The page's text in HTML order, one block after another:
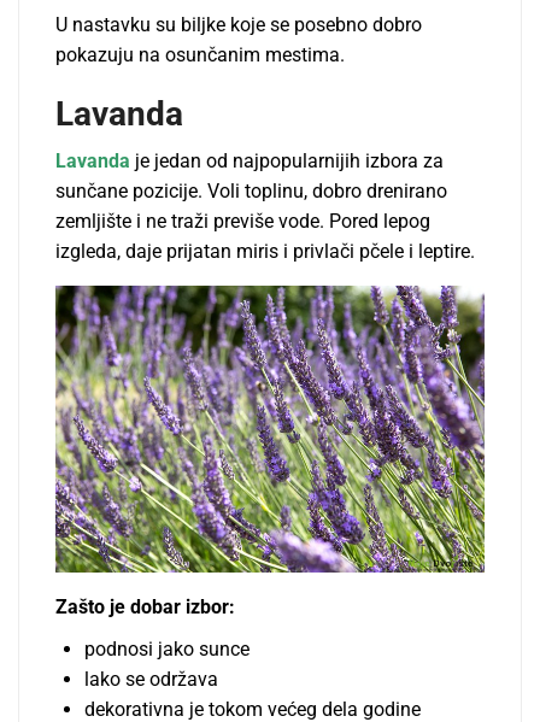
U nastavku su biljke koje se posebno dobro
pokazuju na osunčanim mestima.
Lavanda
Lavanda je jedan od najpopularnijih izbora za
sunčane pozicije. Voli toplinu, dobro drenirano
zemljište i ne traži previše vode. Pored lepog
izgleda, daje prijatan miris i privlači pčele i leptire.
Zašto je dobar izbor:
podnosi jako sunce
lako se održava
dekorativna je tokom većeg dela godine